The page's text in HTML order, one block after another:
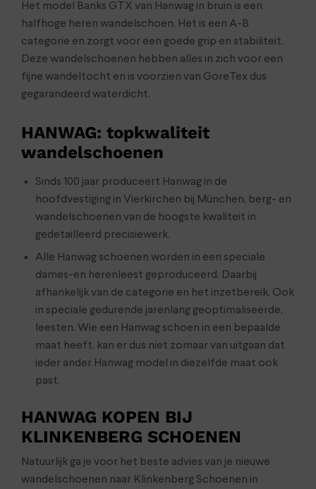
Het model Banks GTX van Hanwag in bruin is een
halfhoge heren wandelschoen. Het is een A-B
categorie en zorgt voor een goede grip en stabiliteit.
Deze wandelschoenen hebben alles in zich voor een
fijne wandeltocht en is voorzien van GoreTex dus
gegarandeerd waterdicht.
HANWAG: topkwaliteit
wandelschoenen
Sinds 100 jaar produceert Hanwag in de
hoofdvestiging in Vierkirchen bij München, berg- en
wandelschoenen van de hoogste kwaliteit in
gedetailleerd precisiewerk.
Alle Hanwag schoenen worden in een speciale
dames-en herenleest geproduceerd. Daarbij
afhankelijk van de categorie en het inzetbereik. Ook
in speciale gedurende jarenlang geoptimaliseerde,
leesten. Wie een Hanwag schoen in een bepaalde
maat heeft, kan er dus niet zomaar van uitgaan dat
ieder ander Hanwag model in diezelfde maat ook
past.
HANWAG KOPEN BIJ
KLINKENBERG SCHOENEN
Natuurlijk ga je voor het beste advies van je nieuwe
wandelschoenen naar Klinkenberg Schoenen in